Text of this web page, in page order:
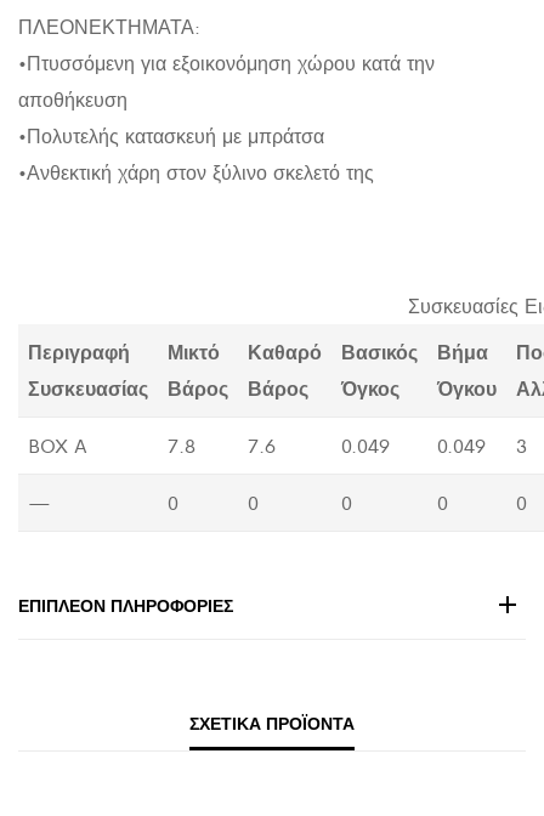
ΠΛΕΟΝΕΚΤΗΜΑΤΑ:
•Πτυσσόμενη για εξοικονόμηση χώρου κατά την
αποθήκευση
•Πολυτελής κατασκευή με μπράτσα
•Ανθεκτική χάρη στον ξύλινο σκελετό της
Συσκευασίες
Περιγραφή
Συσκευασίας
Μικτό
Βάρος
Καθαρό
Βάρος
Βασικός
Όγκος
Βήμα
Όγκου
BOX A 7.8 7.6 0.049 0.049 3
— 0 0 0 0 0
ΕΠΙΠΛΈΟΝ ΠΛΗΡΟΦΟΡΊΕΣ
ΣΧΕΤΙΚΆ ΠΡΟΪΌΝΤΑ